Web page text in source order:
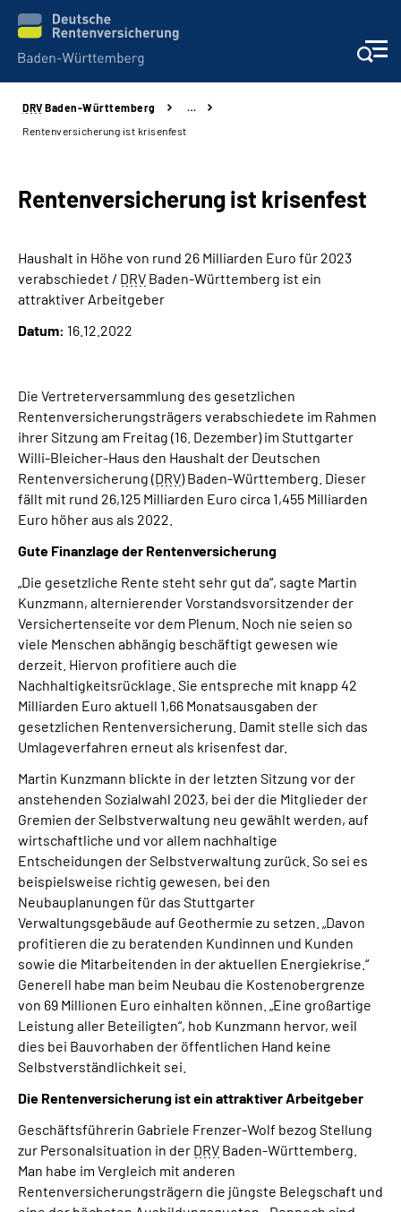
Beratung und Kontakt
Karriere
Inhalte in Gebärdensprache (DGS)
Leichte Sprache
Suche
Mein Kundenportal
DRV Baden-Württemberg
…
Rentenversicherung ist krisenfest
Rentenversicherung ist krisenfest
Haushalt in Höhe von rund 26 Milliarden Euro für 2023
verabschiedet / DRV Baden-Württemberg ist ein
attraktiver Arbeitgeber
Datum: 16.12.2022
Die Vertreterversammlung des gesetzlichen
Rentenversicherungsträgers verabschiedete im Rahmen
ihrer Sitzung am Freitag (16. Dezember) im Stuttgarter
Willi-Bleicher-Haus den Haushalt der Deutschen
Rentenversicherung (DRV) Baden-Württemberg. Dieser
fällt mit rund 26,125 Milliarden Euro circa 1,455 Milliarden
Euro höher aus als 2022.
Gute Finanzlage der Rentenversicherung
„Die gesetzliche Rente steht sehr gut da“, sagte Martin
Kunzmann, alternierender Vorstandsvorsitzender der
Versichertenseite vor dem Plenum. Noch nie seien so
viele Menschen abhängig beschäftigt gewesen wie
derzeit. Hiervon profitiere auch die
Nachhaltigkeitsrücklage. Sie entspreche mit knapp 42
Milliarden Euro aktuell 1,66 Monatsausgaben der
gesetzlichen Rentenversicherung. Damit stelle sich das
Umlageverfahren erneut als krisenfest dar.
Martin Kunzmann blickte in der letzten Sitzung vor der
anstehenden Sozialwahl 2023, bei der die Mitglieder der
Gremien der Selbstverwaltung neu gewählt werden, auf
wirtschaftliche und vor allem nachhaltige
Entscheidungen der Selbstverwaltung zurück. So sei es
beispielsweise richtig gewesen, bei den
Neubauplanungen für das Stuttgarter
Verwaltungsgebäude auf Geothermie zu setzen. „Davon
profitieren die zu beratenden Kundinnen und Kunden
sowie die Mitarbeitenden in der aktuellen Energiekrise.“
Generell habe man beim Neubau die Kostenobergrenze
von 69 Millionen Euro einhalten können. „Eine großartige
Leistung aller Beteiligten“, hob Kunzmann hervor, weil
dies bei Bauvorhaben der öffentlichen Hand keine
Selbstverständlichkeit sei.
Die Rentenversicherung ist ein attraktiver Arbeitgeber
Geschäftsführerin Gabriele Frenzer-Wolf bezog Stellung
zur Personalsituation in der DRV Baden-Württemberg.
Man habe im Vergleich mit anderen
Rentenversicherungsträgern die jüngste Belegschaft und